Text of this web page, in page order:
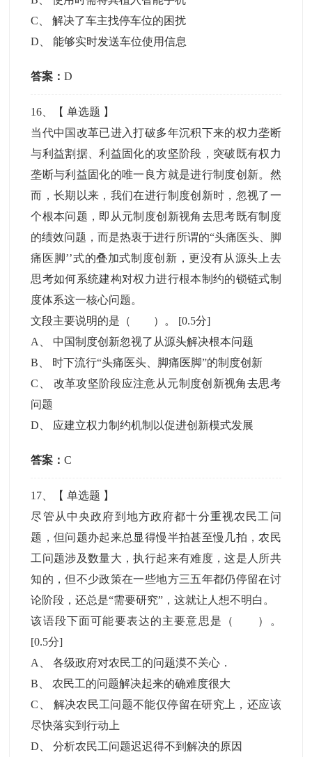
C 、解决了车主找停车位的困扰
D 、能够实时发送车位使用信息
答案：D
16 、【单选题 】
当代中国改革已进入打破多年沉积下来的权力垄断
与利益割据、利益固化的攻坚阶段，突破既有权力
垄断与利益固化的唯一良方就是进行制度创新。然
而，长期以来，我们在进行制度创新时，忽视了一
个根本问题，即从元制度创新视角去思考既有制度
的绩效问题，而是热衷于进行所谓的“头痛医头、脚
痛医脚’’式的叠加式制度创新，更没有从源头上去
思考如何系统建构对权力进行根本制约的锁链式制
度体系这一核心问题。
文段主要说明的是（ ）。 [0.5分]
A
中国制度创新忽视了从源头解决根本问题
B
时下流行“头痛医头、脚痛医脚”的制度创新
C
改革攻坚阶段应注意从元制度创新视角去思考
问题
D
应建立权力制约机制以促进创新模式发展
答案：C
17 、【单选题 】
尽管从中央政府到地方政府都十分重视农民工问
题，但问题办起来总显得慢半拍甚至慢几拍，农民
工问题涉及数量大，执行起来有难度，这是人所共
知的，但不少政策在一些地方三五年都仍停留在讨
论阶段，还总是“需要研究”，这就让人想不明白。
该语段下面可能要表达的主要意思是（ ）。
[0.5分]
A
、各级政府对农民工的问题漠不关心．
B 、农民工的问题解决起来的确难度很大
C
解决农民工问题不能仅停留在研究上，还应该
尽快落实到行动上
D 、分析农民工问题迟迟得不到解决的原因